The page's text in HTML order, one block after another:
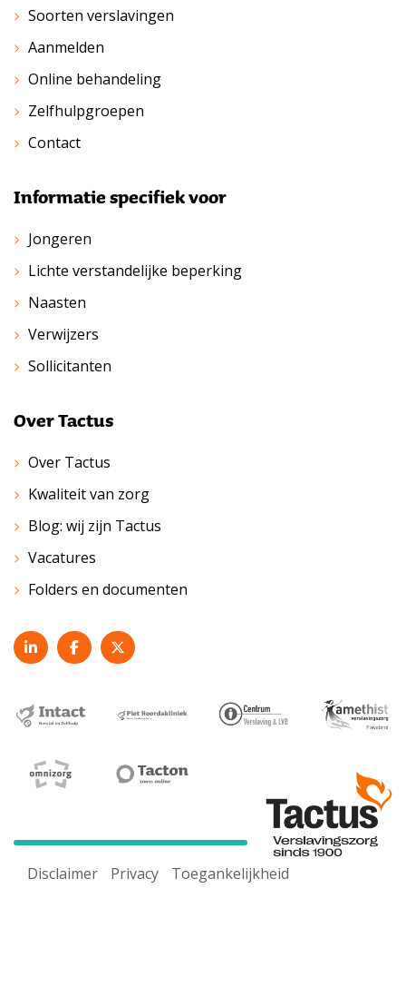
Soorten verslavingen
Aanmelden
Online behandeling
Zelfhulpgroepen
Contact
Informatie specifiek voor
Jongeren
Lichte verstandelijke beperking
Naasten
Verwijzers
Sollicitanten
Over Tactus
Over Tactus
Kwaliteit van zorg
Blog: wij zijn Tactus
Vacatures
Folders en documenten
Disclaimer Privacy Toegankelijkheid